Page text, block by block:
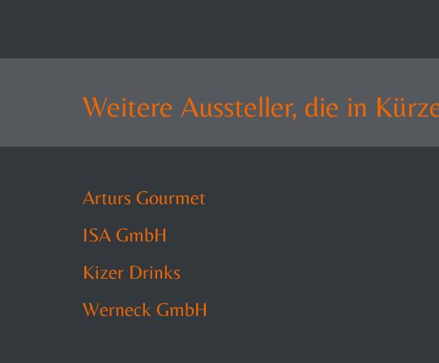
Weitere Aussteller, die in
Arturs Gourmet
ISA GmbH
Kizer Drinks
Werneck GmbH